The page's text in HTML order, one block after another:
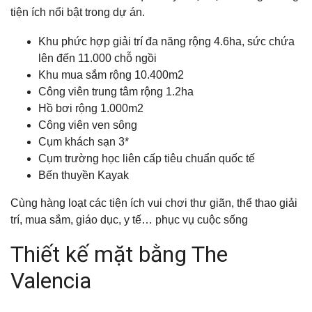
tiện ích nổi bật trong dự án.
Khu phức hợp giải trí đa năng rộng 4.6ha, sức chứa
lên đến 11.000 chỗ ngồi
Khu mua sắm rộng 10.400m2
Công viên trung tâm rộng 1.2ha
Hồ bơi rộng 1.000m2
Công viên ven sông
Cụm khách sạn 3*
Cụm trường học liên cấp tiêu chuẩn quốc tế
Bến thuyền Kayak
Cùng hàng loạt các tiện ích vui chơi thư giãn, thể thao giải
trí, mua sắm, giáo dục, y tế… phục vụ cuộc sống
Thiết kế mặt bằng The
Valencia